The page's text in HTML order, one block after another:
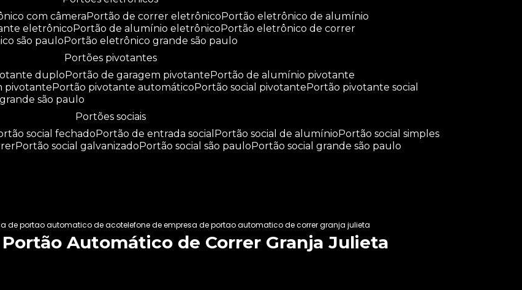
com câmera portão de correr eletrônico
portão eletrônico de alumínio
eletrônico portão de alumínio eletrônico
portão eletrônico de correr
são paulo
portão eletrônico grande são paulo
portões pivotantes
duplo portão de garagem pivotante
portão de alumínio pivotante
pivotante portão pivotante automático portão social pivotante
portão pivotante social
são paulo
portões sociais
social fechado portão de entrada social portão social de alumínio
portão social simples
portão social galvanizado portão social são paulo portão social grande são paulo
de portao automatico de acotelefone de empresa de portao automatico de correr granja julieta
Automático de Correr Granja Julieta